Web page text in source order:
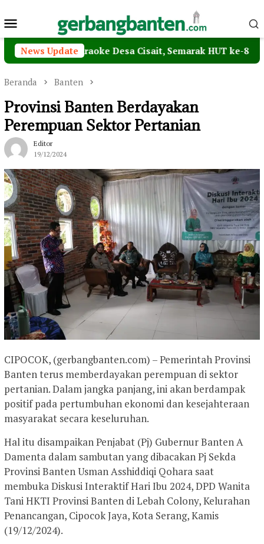
ke
Menu
Mobile
News Update
Karaoke Desa Cisait, Semarak HUT ke-81 RI Makin
Beranda Banten
Provinsi Banten Berdayakan
Perempuan Sektor Pertanian
Editor
19/12/2024
CIPOCOK, (gerbangbanten.com) – Pemerintah Provinsi
Banten terus memberdayakan perempuan di sektor
pertanian. Dalam jangka panjang, ini akan berdampak
positif pada pertumbuhan ekonomi dan kesejahteraan
masyarakat secara keseluruhan.
Hal itu disampaikan Penjabat (Pj) Gubernur Banten A
Damenta dalam sambutan yang dibacakan Pj Sekda
Provinsi Banten Usman Asshiddiqi Qohara saat
membuka Diskusi Interaktif Hari Ibu 2024, DPD Wanita
Tani HKTI Provinsi Banten di Lebah Colony, Kelurahan
Penancangan, Cipocok Jaya, Kota Serang, Kamis
(19/12/2024).